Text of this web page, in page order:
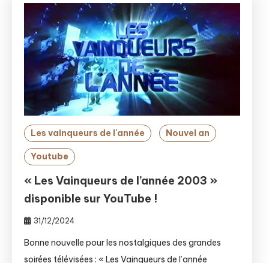
Les vainqueurs de l'année Nouvel an
Youtube
« Les Vainqueurs de l’année 2003 »
disponible sur YouTube !
31/12/2024
Bonne nouvelle pour les nostalgiques des grandes
soirées télévisées : « Les Vainqueurs de l’année